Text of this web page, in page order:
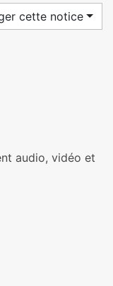
cette notice
audio, vidéo et